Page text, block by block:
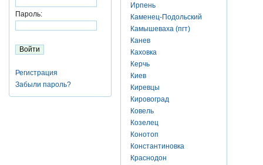
Пароль:
Регистрация
Забыли пароль?
Ирпень
Каменец-Подольский
Камышеваха (пгт)
Канев
Каховка
Керчь
Киев
Киревцы
Кировоград
Ковель
Козелец
Конотоп
Константиновка
Краснодон